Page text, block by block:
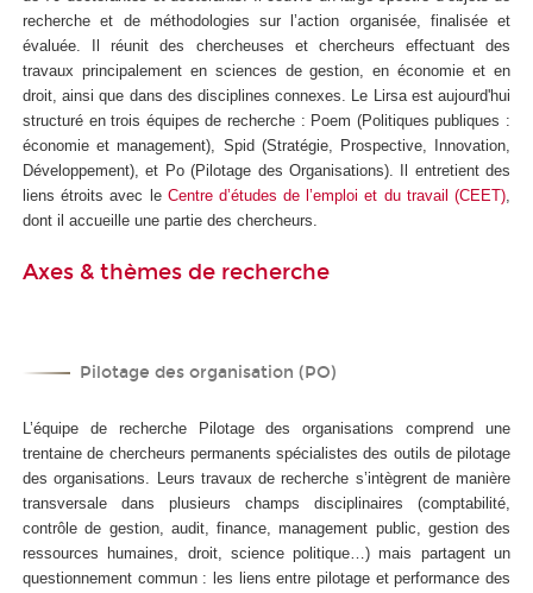
recherche et de méthodologies sur l’action organisée, finalisée et
évaluée. Il réunit des chercheuses et chercheurs effectuant des
travaux principalement en sciences de gestion, en économie et en
droit, ainsi que dans des disciplines connexes. Le Lirsa est aujourd'hui
structuré en trois équipes de recherche : Poem (Politiques publiques :
économie et management), Spid (Stratégie, Prospective, Innovation,
Développement), et Po (Pilotage des Organisations). Il entretient des
liens étroits avec le Centre d’études de l’emploi et du travail (CEET),
dont il accueille une partie des chercheurs.
Axes & thèmes de recherche
Pilotage des organisation (PO)
L’équipe de recherche Pilotage des organisations comprend une
trentaine de chercheurs permanents spécialistes des outils de pilotage
des organisations. Leurs travaux de recherche s’intègrent de manière
transversale dans plusieurs champs disciplinaires (comptabilité,
contrôle de gestion, audit, finance, management public, gestion des
ressources humaines, droit, science politique…) mais partagent un
questionnement commun : les liens entre pilotage et performance des